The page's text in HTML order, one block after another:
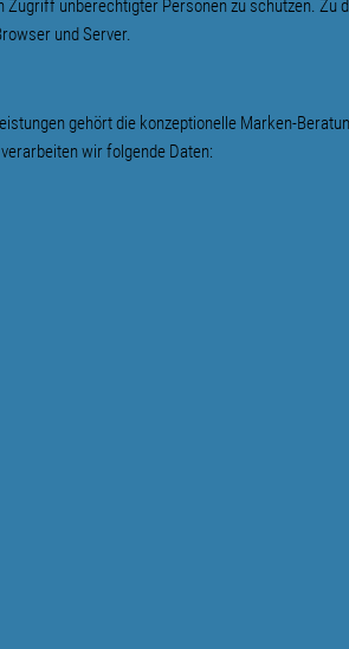
Zugriff unberechtigter Personen zu schützen.
und Server.
gehört die konzeptionelle Marken-
wir folgende Daten: